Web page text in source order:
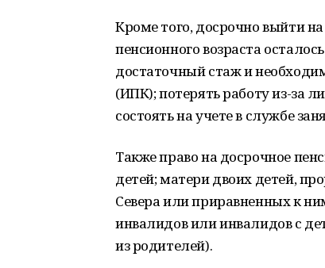
Кроме того, досрочно выйти
пенсионного возраста
достаточный стаж и
(ИПК); потерять работу из-за
состоять на учете в службе
Также право на досрочное
детей; матери двоих детей,
Севера или приравненных к
инвалидов или инвалидов с
из родителей).